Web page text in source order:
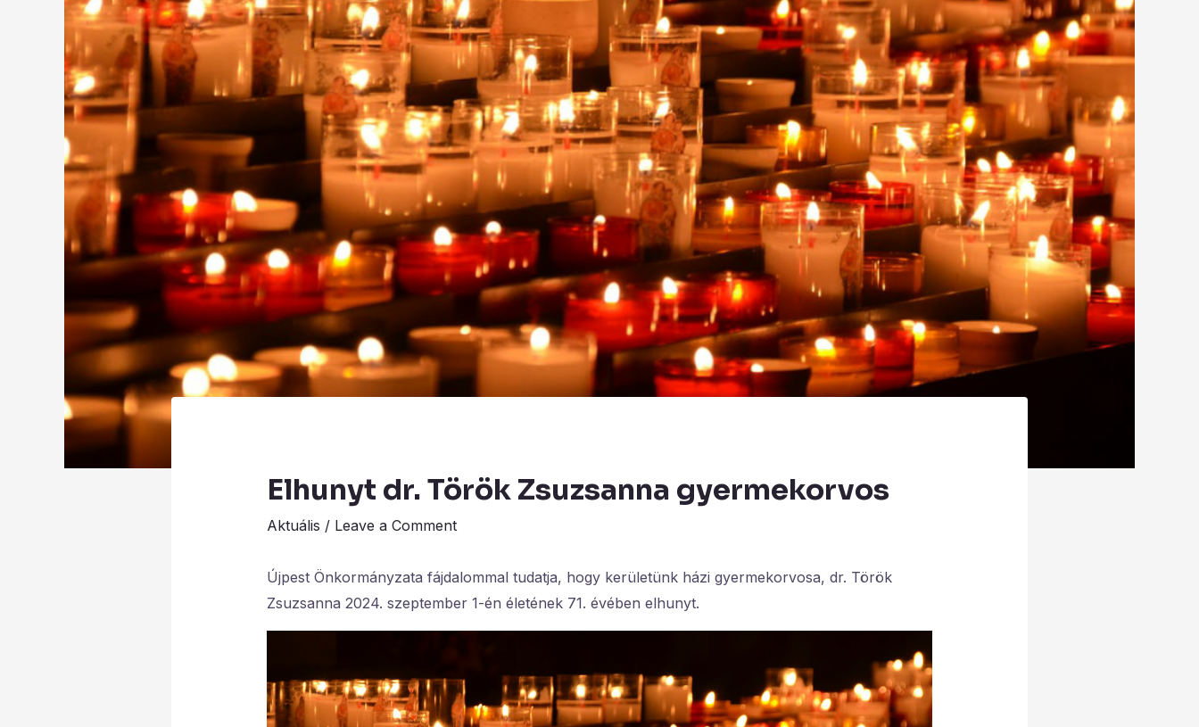
Elhunyt dr. Török Zsuzsanna gyermekorvos
Aktuális / Leave a Comment
Újpest Önkormányzata fájdalommal tudatja, hogy kerületünk házi gyermekorvosa, dr. Török
Zsuzsanna 2024. szeptember 1-én életének 71. évében elhunyt.